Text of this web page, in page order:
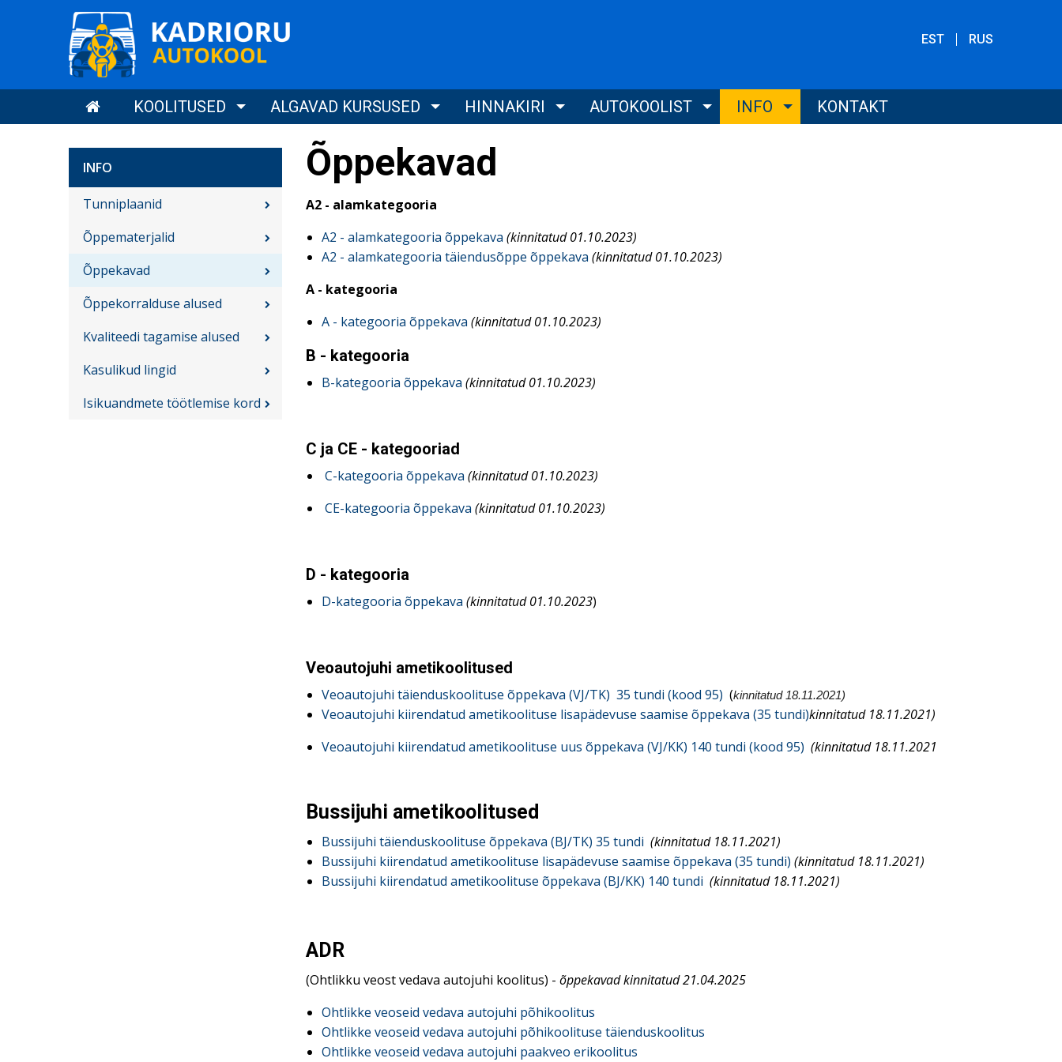
Kadrioru Autokool
EST RUS
Main
menu
ET
AVALEHTKOOLITUSED ALGAVAD KURSUSED HINNAKIRI AUTOKOOLIST INFO KONTAKT
Õppekavad
A2 - alamkategooria
A2 - alamkategooria õppekava (kinnitatud 01.10.2023)
A2 - alamkategooria täiendusõppe õppekava (kinnitatud 01.10.2023)
A - kategooria
A - kategooria õppekava (kinnitatud 01.10.2023)
B - kategooria
B-kategooria õppekava (kinnitatud 01.10.2023)
C ja CE - kategooriad
C-kategooria õppekava (kinnitatud 01.10.2023)
CE-kategooria õppekava (kinnitatud 01.10.2023)
D - kategooria
D-kategooria õppekava (kinnitatud 01.10.2023)
Veoautojuhi ametikoolitused
Veoautojuhi täienduskoolituse õppekava (VJ/TK) 35 tundi (kood 95) (kinnitatud 18.11.2021)
Veoautojuhi kiirendatud ametikoolituse lisapädevuse saamise õppekava (35 tundi)kinnitatud 18.11.2021)
Veoautojuhi kiirendatud ametikoolituse uus õppekava (VJ/KK) 140 tundi (kood 95) (kinnitatud 18.11.2021
Bussijuhi ametikoolitused
Bussijuhi täienduskoolituse õppekava (BJ/TK) 35 tundi (kinnitatud 18.11.2021)
Bussijuhi kiirendatud ametikoolituse lisapädevuse saamise õppekava (35 tundi) (kinnitatud 18.11.2021)
Bussijuhi kiirendatud ametikoolituse õppekava (BJ/KK) 140 tundi (kinnitatud 18.11.2021)
ADR
(Ohtlikku veost vedava autojuhi koolitus) - õppekavad kinnitatud 21.04.2025
Ohtlikke veoseid vedava autojuhi põhikoolitus
Ohtlikke veoseid vedava autojuhi põhikoolituse täienduskoolitus
Ohtlikke veoseid vedava autojuhi paakveo erikoolitus
Sub
navigation
ET
INFO
Tunniplaanid
Õppematerjalid
Õppekavad
Õppekorralduse alused
Kvaliteedi tagamise alused
Kasulikud lingid
Isikuandmete töötlemise kord